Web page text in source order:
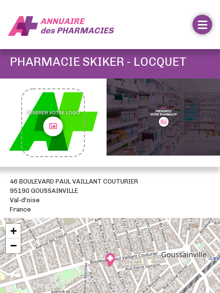
ANNUAIRE
desPHARMACIES
PHARMACIE SKIKER - LOCQUET
INSÉRER VOTRE LOGO
46 BOULEVARD PAUL VAILLANT COUTURIER
95190 GOUSSAINVILLE
Val-d'oise
France
+
−